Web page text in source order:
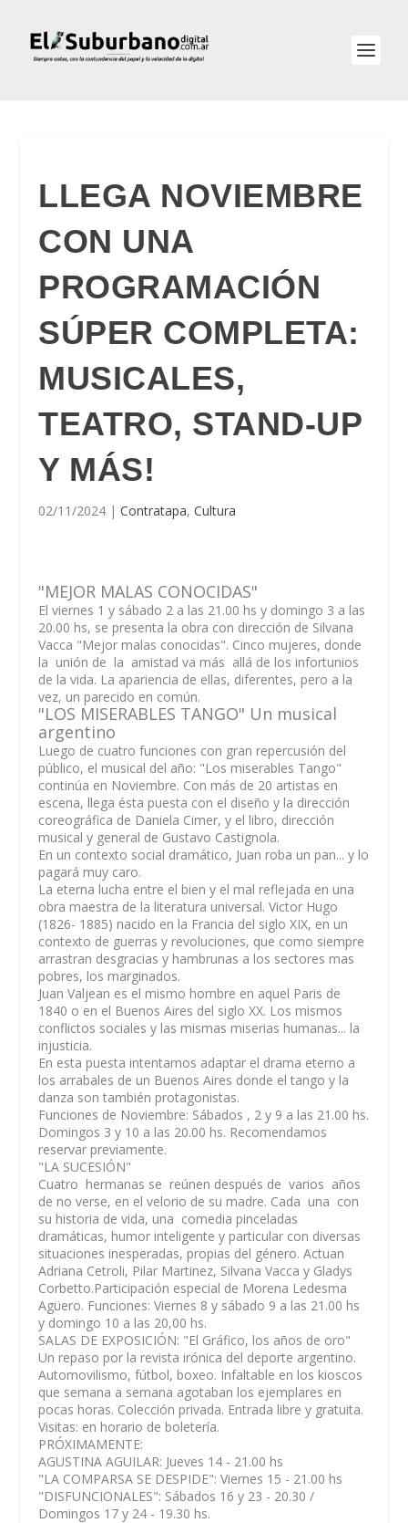
LLEGA NOVIEMBRE
CON UNA
PROGRAMACIÓN
SÚPER COMPLETA:
MUSICALES,
TEATRO, STAND-UP
Y MÁS!
02/11/2024 |Contratapa,Cultura
"MEJOR MALAS CONOCIDAS"
El viernes 1 y sábado 2 a las 21.00 hs y domingo 3 a las
20.00 hs, se presenta la obra con dirección de Silvana
Vacca "Mejor malas conocidas". Cinco mujeres, donde
la unión de la amistad va más allá de los infortunios
de la vida. La apariencia de ellas, diferentes, pero a la
vez, un parecido en común.
"LOS MISERABLES TANGO" Un musical
argentino
Luego de cuatro funciones con gran repercusión del
público, el musical del año: "Los miserables Tango"
continúa en Noviembre. Con más de 20 artistas en
escena, llega ésta puesta con el diseño y la dirección
coreográfica de Daniela Cimer, y el libro, dirección
musical y general de Gustavo Castignola.
En un contexto social dramático, Juan roba un pan... y lo
pagará muy caro.
La eterna lucha entre el bien y el mal reflejada en una
obra maestra de la literatura universal. Victor Hugo
(1826- 1885) nacido en la Francia del siglo XIX, en un
contexto de guerras y revoluciones, que como siempre
arrastran desgracias y hambrunas a los sectores mas
pobres, los marginados.
Juan Valjean es el mismo hombre en aquel Paris de
1840 o en el Buenos Aires del siglo XX. Los mismos
conflictos sociales y las mismas miserias humanas... la
injusticia.
En esta puesta intentamos adaptar el drama eterno a
los arrabales de un Buenos Aires donde el tango y la
danza son también protagonistas.
Funciones de Noviembre: Sábados , 2 y 9 a las 21.00 hs.
Domingos 3 y 10 a las 20.00 hs. Recomendamos
reservar previamente.
"LA SUCESIÓN"
Cuatro hermanas se reúnen después de varios años
de no verse, en el velorio de su madre. Cada una con
su historia de vida, una comedia pinceladas
dramáticas, humor inteligente y particular con diversas
situaciones inesperadas, propias del género. Actuan
Adriana Cetroli, Pilar Martinez, Silvana Vacca y Gladys
Corbetto.Participación especial de Morena Ledesma
Agüero. Funciones: Viernes 8 y sábado 9 a las 21.00 hs
y domingo 10 a las 20,00 hs.
SALAS DE EXPOSICIÓN: "El Gráfico, los años de oro"
Un repaso por la revista irónica del deporte argentino.
Automovilismo, fútbol, boxeo. Infaltable en los kioscos
que semana a semana agotaban los ejemplares en
pocas horas. Colección privada. Entrada libre y gratuita.
Visitas: en horario de boletería.
PRÓXIMAMENTE:
AGUSTINA AGUILAR: Jueves 14 - 21.00 hs
"LA COMPARSA SE DESPIDE": Viernes 15 - 21.00 hs
"DISFUNCIONALES": Sábados 16 y 23 - 20.30 /
Domingos 17 y 24 - 19.30 hs.